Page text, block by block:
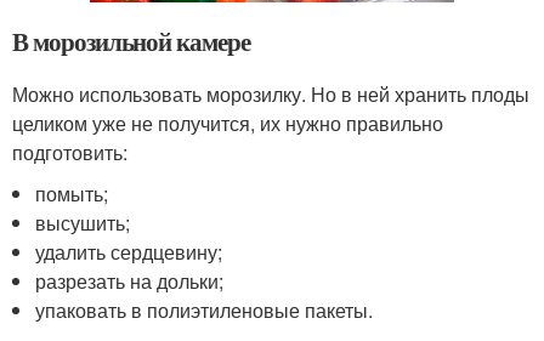
В морозильной камере
Можно использовать морозилку. Но в ней хранить плоды
целиком уже не получится, их нужно правильно
подготовить:
помыть;
высушить;
удалить сердцевину;
разрезать на дольки;
упаковать в полиэтиленовые пакеты.